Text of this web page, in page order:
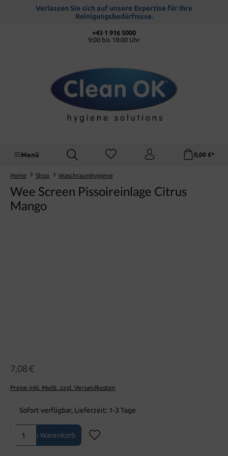
springenVerlassen Sie sich auf unsere Expertise für Ihre
Reinigungsbedürfnisse.
+43 1 916 5000
9:00 bis 18:00 Uhr
Menü 0,00 €*
Home Shop Waschraumhygiene
Wee Screen Pissoireinlage Citrus
Mango
7,08 €
Preise inkl. MwSt. zzgl. Versandkosten
Sofort verfügbar, Lieferzeit: 1-3 Tage
Produkt Anzahl: Gib den gewünschten Wert ein oder benutze die
In den Warenkorb